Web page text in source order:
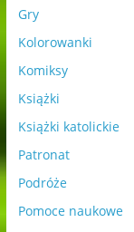
Gry
Kolorowanki
Komiksy
Książki
Książki katolickie
Patronat
Podróże
Pomoce naukowe